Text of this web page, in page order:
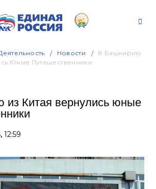
Новости
В Башкирию
Юные Путешественники
из Китая вернулись юные
12:59